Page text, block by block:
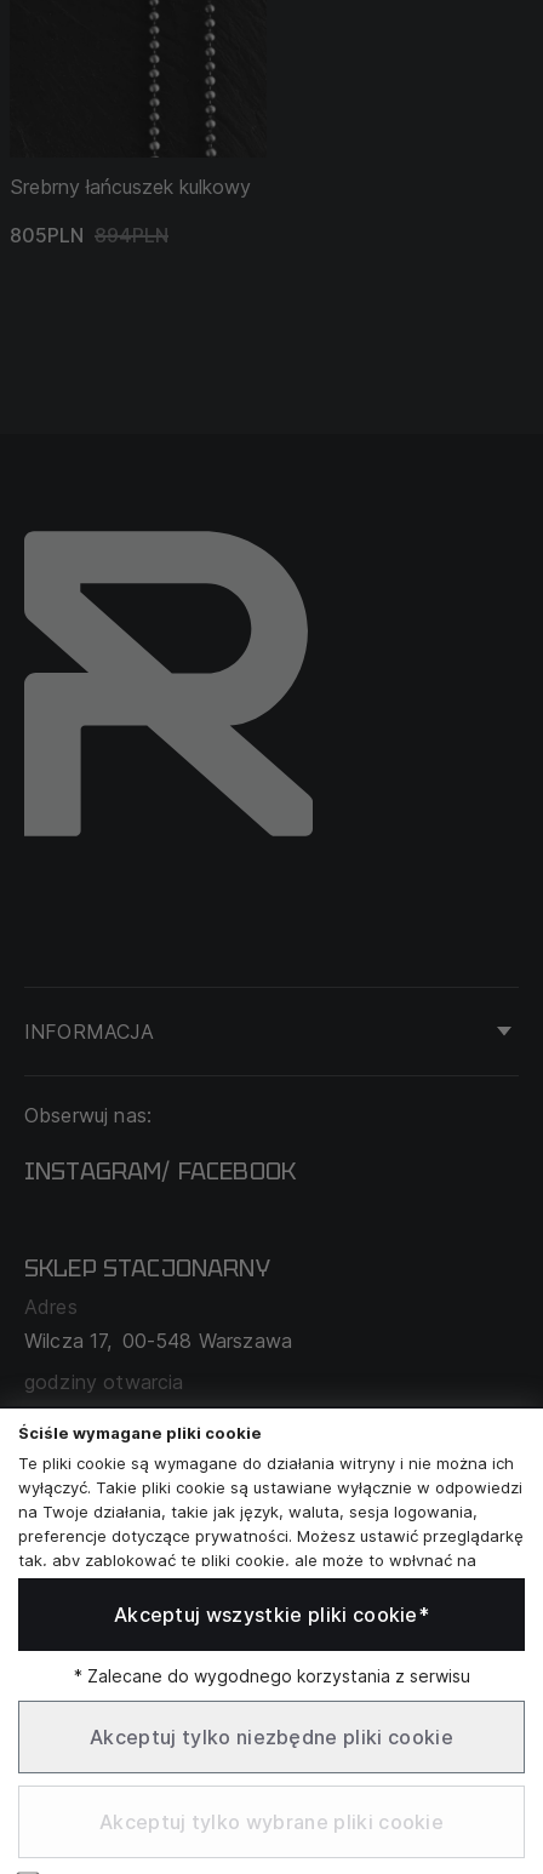
Srebrny łańcuszek kulkowy
805PLN 894PLN
INFORMACJA
DOSTAWA I PŁATNOŚĆ
O NAS
MAPA SERWISU
ZAMÓWIENIA KORPORACYJNE
WSPÓŁPRACA Z PARTNERAMI
Obserwuj nas:
INSTAGRAM/ FACEBOOK
SKLEP STACJONARNY
Adres
Wilcza 17, 00-548 Warszawa
godziny otwarcia
poniedziałek - sobota: 11:00 - 19:00
Skontaktuj się z nami
+48573581161
info@reytel.pl
Whatsapp
Infolinia: Pn–Pt 09:00–17:00
Ściśle wymagane pliki cookie
Te pliki cookie są wymagane do działania witryny i nie można ich
wyłączyć. Takie pliki cookie są ustawiane wyłącznie w odpowiedzi
na Twoje działania, takie jak język, waluta, sesja logowania,
preferencje dotyczące prywatności. Możesz ustawić przeglądarkę
tak, aby zablokować te pliki cookie, ale może to wpłynąć na
sposób działania naszej witryny.
Analizy i statystyki
Marketing i retargeting
Te pliki cookie są zwykle ustawiane przez naszych partnerów
marketingowych i reklamowych. Mogą być przez nich
wykorzystywane do tworzenia profilu Twoich zainteresowań, a
następnie wyświetlania odpowiednich reklam. Jeśli nie zezwolisz
Twoich interesów.
Funkcjonalne pliki cookie
Akceptuj wszystkie pliki cookie*
* Zalecane do wygodnego korzystania z serwisu
Akceptuj tylko niezbędne pliki cookie
Akceptuj tylko wybrane pliki cookie